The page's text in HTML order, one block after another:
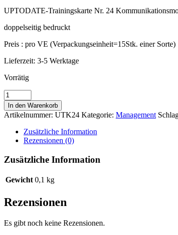
UPTODATE-Trainingskarte Nr. 24
doppelseitig bedruckt
Preis : pro VE (Verpackungseinheit=15Stk. einer Sorte)
Lieferzeit: 3-5 Werktage
Vorrätig
Die
UPTODATE-
Trainingskarte
Nr.24
Menge
In den Warenkorb
Artikelnummer: UTK24 Kategorie: Management
Zusätzliche Information
Rezensionen (0)
Zusätzliche Information
Gewicht 0,1 kg
Rezensionen
Es gibt noch keine Rezensionen.